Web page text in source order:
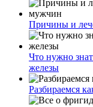
Причины и
Что нужно
железы
Разбираемся